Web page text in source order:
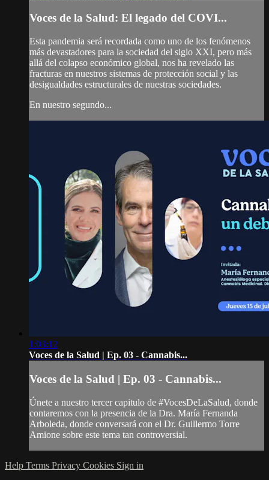
Voces de la Salud: El legado del COVI...
Esta pandemia será recordada como uno de los fenómenos
más devastadores para la sociedad del siglo XXI, pero más
allá del colapso económico global, nos ha revelado las
fracturas en nuestros sistemas de protección social y las
desigualdades estructurales de nuestras sociedades.
En nuestro segundo...
1:03:12
Voces de la Salud | Ep. 03 - Cannabis...
Voces de la Salud | Ep. 03 - Cannabis...
Únete a nuestro tercer capitulo de #VocesDeLaSalud, donde
contaremos con la presencia de la Dra. María Fernanda
Arboleda, donde conversará con el Dr. Guillermo Torre
Amione sobre este tema tan controversial.
Help Terms Privacy Cookies Sign in